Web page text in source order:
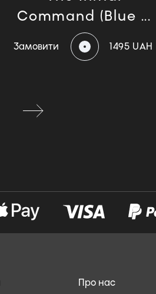
Command (Blue ...
Замовити 1495 UAH
Про нас